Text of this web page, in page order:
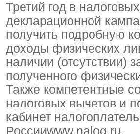
Третий год в
декларационной
получить подробную
доходы физических
наличии (отсутствии)
полученного
Также компетентные
налоговых вычетов и
кабинет
Россииwww.nalog.ru.